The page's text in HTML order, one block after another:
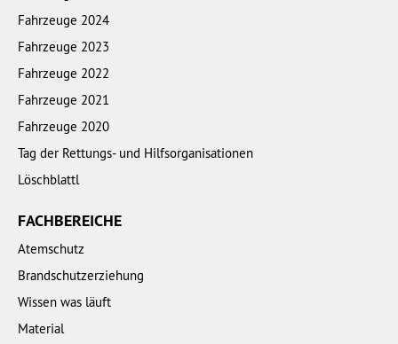
Fahrzeuge 2024
Fahrzeuge 2023
Fahrzeuge 2022
Fahrzeuge 2021
Fahrzeuge 2020
Tag der Rettungs- und Hilfsorganisationen
Löschblattl
FACHBEREICHE
Atemschutz
Brandschutzerziehung
Wissen was läuft
Material